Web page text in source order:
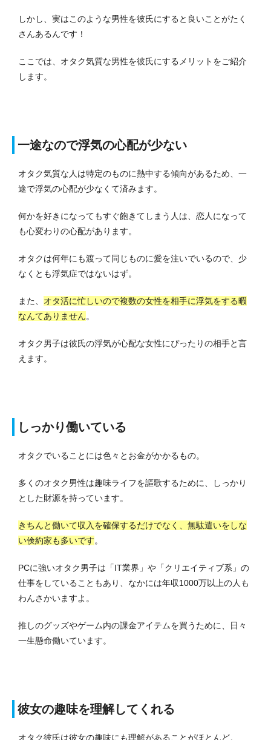
しかし、実はこのような男性を彼氏にすると良いことがたく
さんあるんです！
ここでは、オタク気質な男性を彼氏にするメリットをご紹介
します。
一途なので浮気の心配が少ない
オタク気質な人は特定のものに熱中する傾向があるため、一
途で浮気の心配が少なくて済みます。
何かを好きになってもすぐ飽きてしまう人は、恋人になって
も心変わりの心配があります。
オタクは何年にも渡って同じものに愛を注いでいるので、少
なくとも浮気症ではないはず。
また、 オタ活に忙しいので複数の女性を相手に浮気をする暇
なんてありません。
オタク男子は彼氏の浮気が心配な女性にぴったりの相手と言
えます。
しっかり働いている
オタクでいることには色々とお金がかかるもの。
多くのオタク男性は趣味ライフを謳歌するために、しっかり
とした財源を持っています。
きちんと働いて収入を確保するだけでなく、無駄遣いをしな
い倹約家も多いです。
PCに強いオタク男子は「IT業界」や「クリエイティブ系」の
仕事をしていることもあり、なかには年収1000万以上の人も
わんさかいますよ。
推しのグッズやゲーム内の課金アイテムを買うために、日々
一生懸命働いています。
彼女の趣味を理解してくれる
オタク彼氏は彼女の趣味にも理解があることがほとんど。